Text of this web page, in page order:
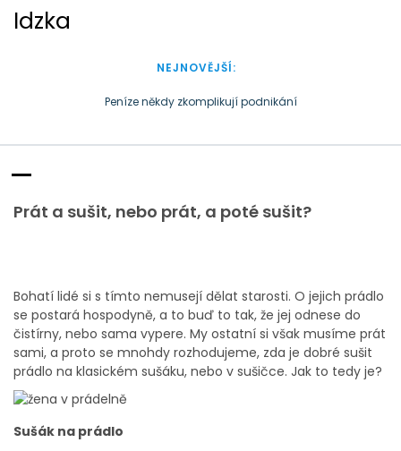
o
Idzka
NEJNOVĚJŠÍ:
Peníze někdy zkomplikují podnikání
Prát a sušit, nebo prát, a poté sušit?
Bohatí lidé si s tímto nemusejí dělat starosti. O jejich prádlo
se postará hospodyně, a to buď to tak, že jej odnese do
čistírny, nebo sama vypere. My ostatní si však musíme prát
sami, a proto se mnohdy rozhodujeme, zda je dobré sušit
prádlo na klasickém sušáku, nebo v sušičce. Jak to tedy je?
Sušák na prádlo